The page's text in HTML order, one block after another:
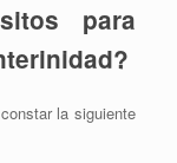
para
la siguiente